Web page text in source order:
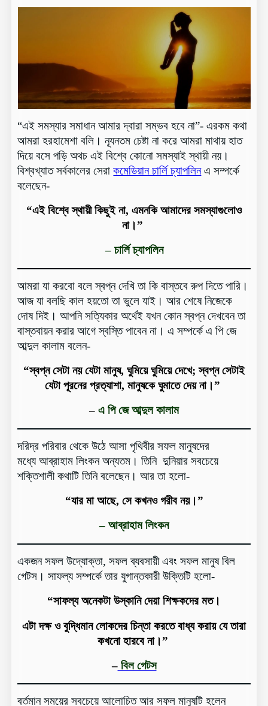
“এই সমস্যার সমাধান আমার দ্বারা সম্ভব হবে না”- এরকম কথা
আমরা হরহামেশা বলি। ন্যূনতম চেষ্টা না করে আমরা মাথায় হাত
দিয়ে বসে পড়ি অথচ এই বিশ্বে কোনো সমস্যাই স্থায়ী নয়।
বিশ্বখ্যাত সর্বকালের সেরাকমেডিয়ান চার্লি চ্যাপলিনএ সম্পর্কে
বলেছেন-
“এই বিশ্বে স্থায়ী কিছুই না, এমনকি আমাদের সমস্যাগুলোও
না।”
– চার্লি চ্যাপলিন
আমরা যা করবো বলে স্বপ্ন দেখি তা কি বাস্তবে রুপ দিতে পারি।
আজ যা বলছি কাল হয়তো তা ভুলে যাই। আর শেষে নিজেকে
দোষ দিই। আপনি সত্যিকার অর্থেই যখন কোন স্বপ্ন দেখবেন তা
বাস্তবায়ন করার আগে স্বস্তি পাবেন না। এ সম্পর্কে এ পি জে
আব্দুল কালাম বলেন-
“স্বপ্ন সেটা নয় যেটা মানুষ, ঘুমিয়ে ঘুমিয়ে দেখে; স্বপ্ন সেটাই
যেটা পূরনের প্রত্যাশা, মানুষকে ঘুমাতে দেয় না।”
– এ পি জে আব্দুল কালাম
দরিদ্র পরিবার থেকে উঠে আসা পৃথিবীর সফল মানুষদের
মধ্যে আব্রাহাম লিংকন অন্যতম। তিনি দুনিয়ার সবচেয়ে
শক্তিশালী কথাটি তিনি বলেছেন। আর তা হলো-
“যার মা আছে, সে কখনও গরীব নয়।”
– আব্রাহাম লিংকন
একজন সফল উদ্যোক্তা, সফল ব্যবসায়ী এবং সফল মানুষ বিল
গেটস। সাফল্য সম্পর্কে তার যুগান্তকারী উক্তিটি হলো-
“সাফল্য অনেকটা উস্কানি দেয়া শিক্ষকদের মত।
এটা দক্ষ ও বুদ্ধিমান লোকদের চিন্তা করতে বাধ্য করায় যে তারা
কখনো হারবে না।”
–বিল গেটস
বর্তমান সময়ের সবচেয়ে আলোচিত আর সফল মানুষটি হলেন